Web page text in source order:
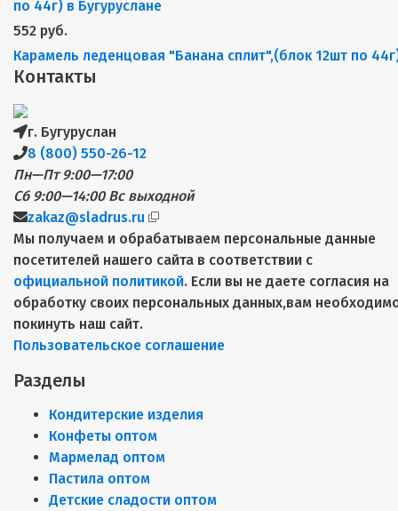
552 руб.
Карамель леденцовая "Банана сплит",(блок 12шт по
Контакты
г. Бугуруслан
8 (800) 550-26-12
Пн—Пт 9:00—17:00
Сб 9:00—14:00 Вс выходной
zakaz@sladrus.ru
Мы получаем и обрабатываем персональные данные
посетителей нашего сайта в соответствии с
официальной политикой. Если вы не даете согласия на
обработку своих персональных данных,вам
покинуть наш сайт.
Пользовательское соглашение
Разделы
Кондитерские изделия
Конфеты оптом
Мармелад оптом
Пастила оптом
Детские сладости оптом